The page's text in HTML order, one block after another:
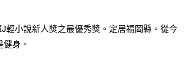
元方式進行付款，方視為交易完成。
成當下不需立刻繳費，但若您需要取消訂單，請聯絡
商家同意取消之訂單仍視為有效，需透過AFTEE先享
含以上)免運費
輕小說新人獎之最優秀獎。定居福岡縣。從今
身。